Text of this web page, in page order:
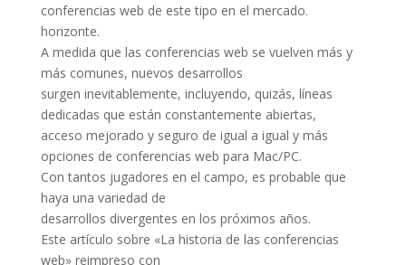
conferencias web de este tipo en el mercado.
horizonte.
A medida que las conferencias web se vuelven más y
más comunes, nuevos desarrollos
surgen inevitablemente, incluyendo, quizás, líneas
dedicadas que están constantemente abiertas,
acceso mejorado y seguro de igual a igual y más
opciones de conferencias web para Mac/PC.
Con tantos jugadores en el campo, es probable que
haya una variedad de
desarrollos divergentes en los próximos años.
Este artículo sobre «La historia de las conferencias
web» reimpreso con